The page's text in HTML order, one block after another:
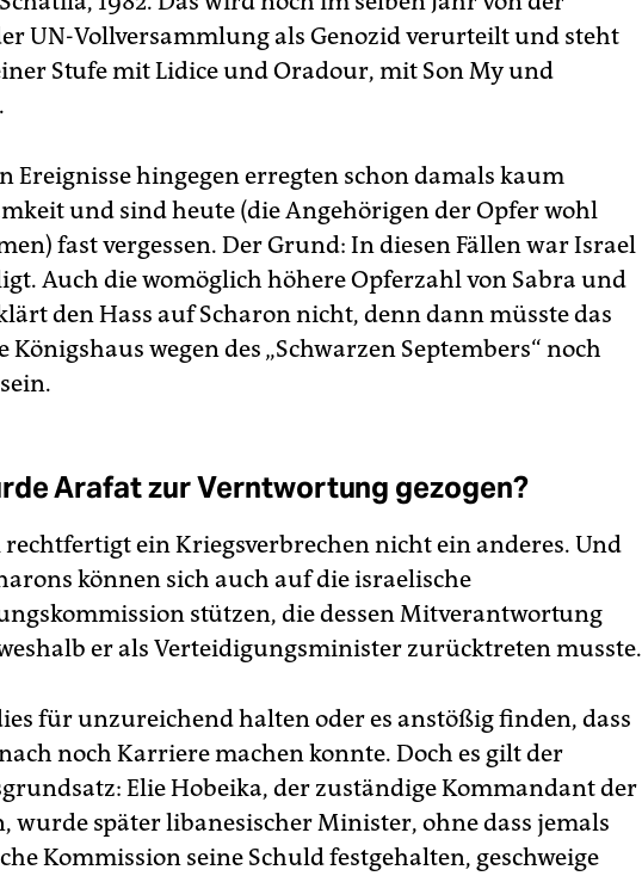
UN-Vollversammlung als Genozid verurteilt und steht
Stufe mit Lidice und Oradour, mit Son My und
Ereignisse hingegen erregten schon damals kaum
und sind heute (die Angehörigen der Opfer wohl
fast vergessen. Der Grund: In diesen Fällen war Israel
Auch die womöglich höhere Opferzahl von Sabra und
den Hass auf Scharon nicht, denn dann müsste das
Königshaus wegen des „Schwarzen Septembers“ noch
Arafat zur Verntwortung gezogen?
rechtfertigt ein Kriegsverbrechen nicht ein anderes. Und
können sich auch auf die israelische
stützen, die dessen Mitverantwortung
er als Verteidigungsminister zurücktreten musste.
für unzureichend halten oder es anstößig finden, dass
noch Karriere machen konnte. Doch es gilt der
Elie Hobeika, der zuständige Kommandant der
wurde später libanesischer Minister, ohne dass jemals
Kommission seine Schuld festgehalten, geschweige